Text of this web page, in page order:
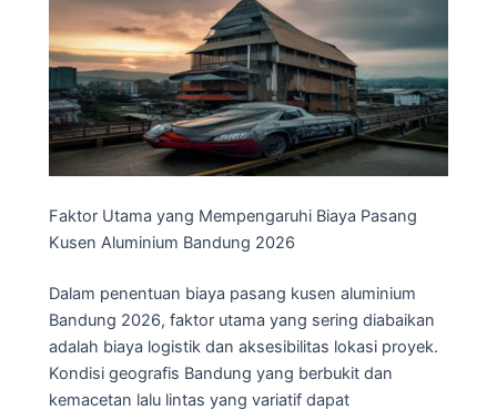
Faktor Utama yang Mempengaruhi Biaya Pasang
Kusen Aluminium Bandung 2026
Dalam penentuan biaya pasang kusen aluminium
Bandung 2026, faktor utama yang sering diabaikan
adalah biaya logistik dan aksesibilitas lokasi proyek.
Kondisi geografis Bandung yang berbukit dan
kemacetan lalu lintas yang variatif dapat